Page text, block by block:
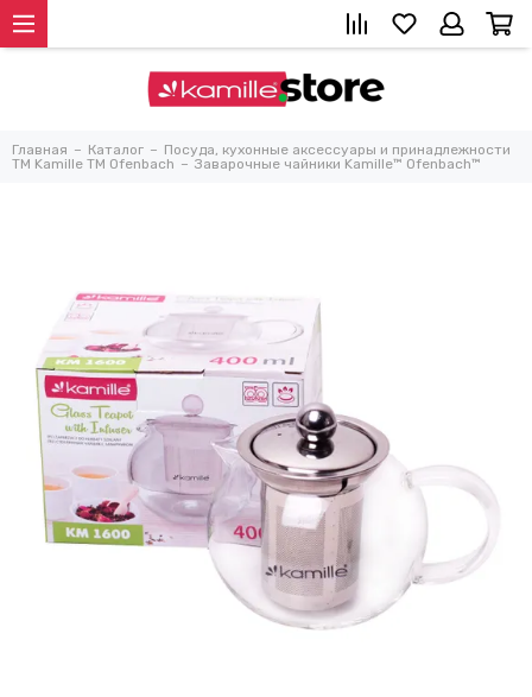
Главная Каталог
Посуда, кухонные аксессуары и принадлежности
TM Kamille TM Ofenbach
Заварочные чайники Kamille™ Ofenbach™